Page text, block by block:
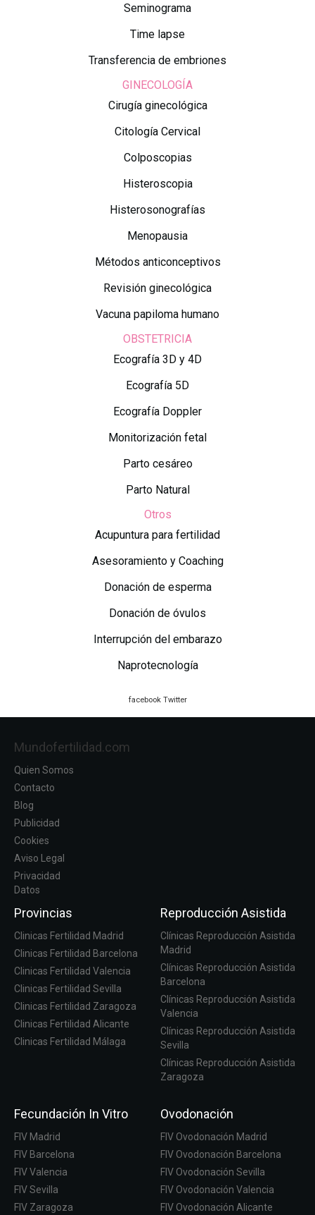
Seminograma
Time lapse
Transferencia de embriones
GINECOLOGÍA
Cirugía ginecológica
Citología Cervical
Colposcopias
Histeroscopia
Histerosonografías
Menopausia
Métodos anticonceptivos
Revisión ginecológica
Vacuna papiloma humano
OBSTETRICIA
Ecografía 3D y 4D
Ecografía 5D
Ecografía Doppler
Monitorización fetal
Parto cesáreo
Parto Natural
Otros
Acupuntura para fertilidad
Asesoramiento y Coaching
Donación de esperma
Donación de óvulos
Interrupción del embarazo
Naprotecnología
facebook Twitter
Mundofertilidad.com
Quien Somos
Contacto
Blog
Publicidad
Cookies
Aviso Legal
Privacidad
Datos
Provincias
Clinicas Fertilidad Madrid
Clinicas Fertilidad Barcelona
Clinicas Fertilidad Valencia
Clinicas Fertilidad Sevilla
Clinicas Fertilidad Zaragoza
Clinicas Fertilidad Alicante
Clinicas Fertilidad Málaga
Reproducción Asistida
Clínicas Reproducción Asistida
Madrid
Clínicas Reproducción Asistida
Barcelona
Clínicas Reproducción Asistida
Valencia
Clínicas Reproducción Asistida
Sevilla
Clínicas Reproducción Asistida
Zaragoza
Fecundación In Vitro
FIV Madrid
FIV Barcelona
FIV Valencia
FIV Sevilla
FIV Zaragoza
Ovodonación
FIV Ovodonación Madrid
FIV Ovodonación Barcelona
FIV Ovodonación Sevilla
FIV Ovodonación Valencia
FIV Ovodonación Alicante